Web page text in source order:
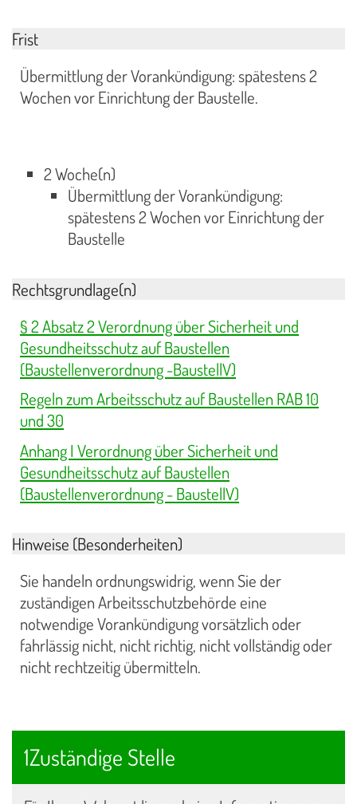
Frist
Übermittlung der Vorankündigung: spätestens 2
Wochen vor Einrichtung der Baustelle.
2 Woche(n)
Übermittlung der Vorankündigung:
spätestens 2 Wochen vor Einrichtung der
Baustelle
Rechtsgrundlage(n)
§ 2 Absatz 2 Verordnung über Sicherheit und
Gesundheitsschutz auf Baustellen
(Baustellenverordnung -BaustellV)
Regeln zum Arbeitsschutz auf Baustellen RAB 10
und 30
Anhang I Verordnung über Sicherheit und
Gesundheitsschutz auf Baustellen
(Baustellenverordnung - BaustellV)
Hinweise (Besonderheiten)
Sie handeln ordnungswidrig, wenn Sie der
zuständigen Arbeitsschutzbehörde eine
notwendige Vorankündigung vorsätzlich oder
fahrlässig nicht, nicht richtig, nicht vollständig oder
nicht rechtzeitig übermitteln.
1Zuständige Stelle